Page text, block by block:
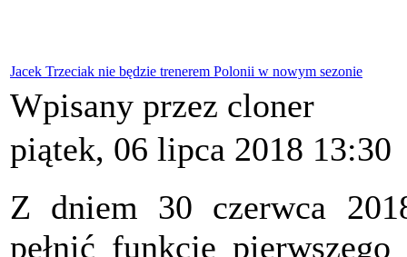
Jacek Trzeciak nie będzie trenerem Polonii w nowym sezonie
Wpisany przez cloner
piątek, 06 lipca 2018 13:30
Z dniem 30 czerwca
pełnić funkcję